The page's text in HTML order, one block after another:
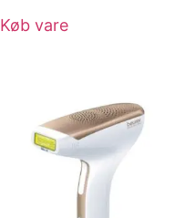
Køb vare